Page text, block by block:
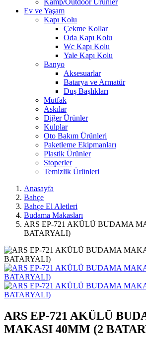
Kamp/Outdoor Ürünler
Ev ve Yaşam
Kapı Kolu
Çekme Kollar
Oda Kapı Kolu
Wc Kapı Kolu
Yale Kapı Kolu
Banyo
Aksesuarlar
Batarya ve Armatür
Duş Başlıkları
Mutfak
Askılar
Diğer Ürünler
Kulplar
Oto Bakım Ürünleri
Paketleme Ekipmanları
Plastik Ürünler
Stoperler
Temizlik Ürünleri
Anasayfa
Bahçe
Bahçe El Aletleri
Budama Makasları
ARS EP-721 AKÜLÜ BUDAMA
BATARYALI)
ARS EP-721 AKÜLÜ
MAKASI 40MM (2